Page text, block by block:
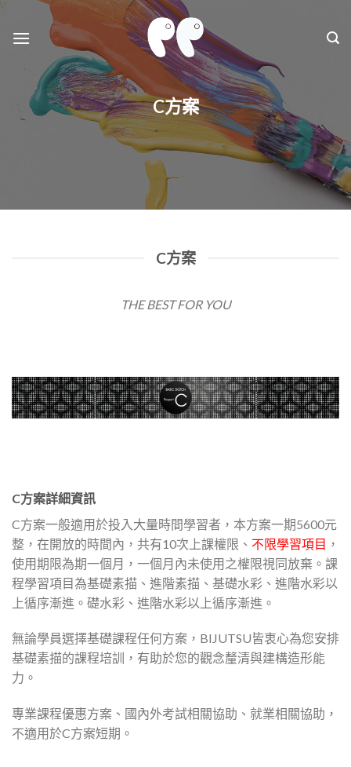
Skip
content
C方案
C方案
THE BEST FOR YOU
C方案詳細資訊
C方案一般適用於投入大量時間學習者，本方案一期5600元
整，在開放的時間內，共有10次上課權限、 不限學習項目 ，
使用期限為期一個月，一個月內未使用之權限視同放棄。課
程學習項目為基礎素描、進階素描、基礎水彩、進階水彩以
上循序漸進。礎水彩、進階水彩以上循序漸進。
無論學員選擇基礎課程任何方案，BIJUTSU皆衷心為您安排
基礎素描的課程培訓，有助於您的觀念釐清與建構造形能
力。
專業課程優惠方案、國內外考試相關協助、就業相關協助，
不適用於C方案短期。